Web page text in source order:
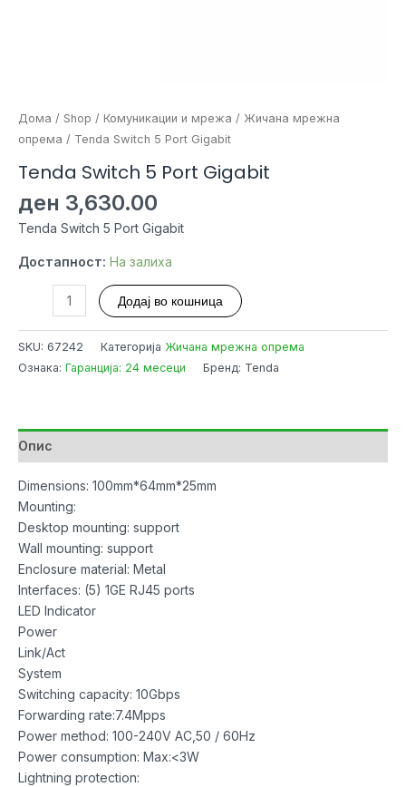
Дома / Shop / Комуникации и мрежа / Жичана мрежна
опрема / Tenda Switch 5 Port Gigabit
Tenda Switch 5 Port Gigabit
ден 3,630.00
Tenda Switch 5 Port Gigabit
Достапност: На залиха
Switch
5
Додај во кошница
SKU: 67242 Категорија Жичана мрежна опрема
Ознака: Гаранција: 24 месеци Бренд: Tenda
Опис
Dimensions: 100mm*64mm*25mm
Mounting:
Desktop mounting: support
Wall mounting: support
Enclosure material: Metal
Interfaces: (5) 1GE RJ45 ports
LED Indicator
Power
Link/Act
System
Switching capacity: 10Gbps
Forwarding rate:7.4Mpps
Power method: 100-240V AC,50 / 60Hz
Power consumption: Max:<3W
Lightning protection: